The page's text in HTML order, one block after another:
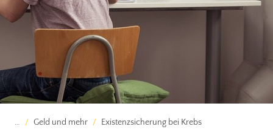
… Geld und mehr Existenzsicherung bei Krebs